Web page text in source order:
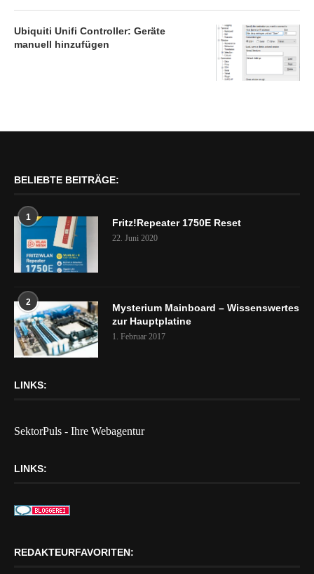
Ubiquiti Unifi Controller: Geräte
manuell hinzufügen
BELIEBTE BEITRÄGE:
1 Fritz!Repeater 1750E Reset
22. Juni 2020
2
Mysterium Mainboard – Wissenswertes
zur Hauptplatine
1. Februar 2017
LINKS:
SektorPuls - Ihre Webagentur
LINKS:
REDAKTEURFAVORITEN: